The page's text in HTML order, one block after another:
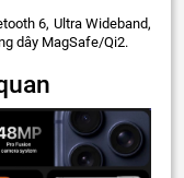
6, Ultra Wideband,
dây MagSafe/Qi2.